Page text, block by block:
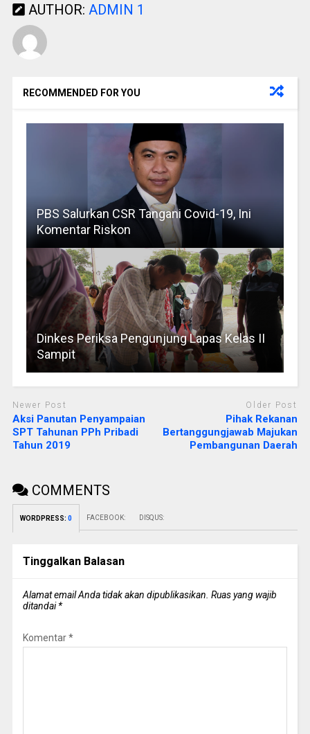
AUTHOR: ADMIN 1
RECOMMENDED FOR YOU
PBS Salurkan CSR Tangani Covid-19, Ini
Komentar Riskon
Dinkes Periksa Pengunjung Lapas Kelas II
Sampit
Newer Post
Aksi Panutan Penyampaian
SPT Tahunan PPh Pribadi
Tahun 2019
Older Post
Pihak Rekanan
Bertanggungjawab Majukan
Pembangunan Daerah
COMMENTS
WORDPRESS: 0 FACEBOOK: DISQUS:
Tinggalkan Balasan
Alamat email Anda tidak akan dipublikasikan. Ruas yang wajib
ditandai*
Komentar*